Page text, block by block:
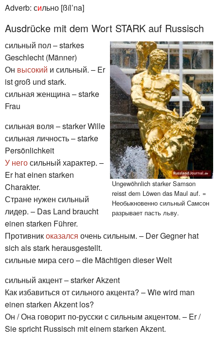
Adverb: сильно [ßíl’na]
Ausdrücke mit dem Wort STARK auf Russisch
Ungewöhnlich starker Samson
reisst dem Löwen das Maul auf. =
Необыкновенно сильный Самсон
разрывает пасть льву.
сильный пол – starkes
Geschlecht (Männer)
Он высокий и сильный. – Er
ist groß und stark.
сильная женщина – starke
Frau
сильная воля – starker Wille
сильная личность – starke
Persönlichkeit
У негосильный характер. –
Er hat einen starken
Charakter.
Стране нужен сильный
лидер. – Das Land braucht
einen starken Führer.
Противникоказался очень сильным. – Der Gegner hat
sich als stark herausgestellt.
сильные мира сего – die Mächtigen dieser Welt
сильный акцент – starker Akzent
Как избавиться от сильного акцента? – Wie wird man
einen starken Akzent los?
Он / Она говорит по-русски с сильным акцентом. – Er /
Sie spricht Russisch mit einem starken Akzent.